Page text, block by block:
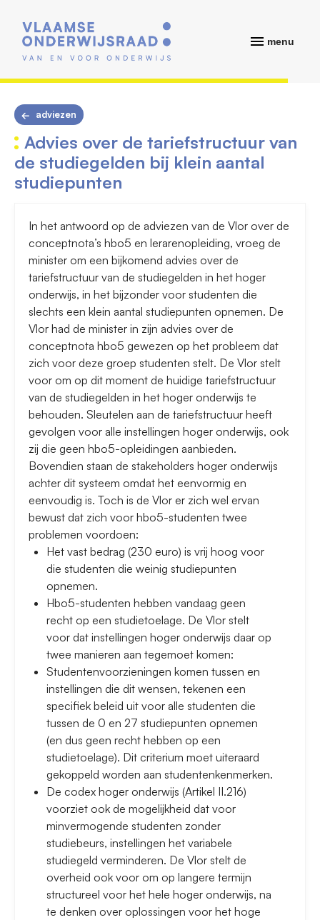
menu
adviezen
Advies over de tariefstructuur van
de studiegelden bij klein aantal
studiepunten
In het antwoord op de adviezen van de Vlor over de
conceptnota’s hbo5 en lerarenopleiding, vroeg de
minister om een bijkomend advies over de
tariefstructuur van de studiegelden in het hoger
onderwijs, in het bijzonder voor studenten die
slechts een klein aantal studiepunten opnemen. De
Vlor had de minister in zijn advies over de
conceptnota hbo5 gewezen op het probleem dat
zich voor deze groep studenten stelt. De Vlor stelt
voor om op dit moment de huidige tariefstructuur
van de studiegelden in het hoger onderwijs te
behouden. Sleutelen aan de tariefstructuur heeft
gevolgen voor alle instellingen hoger onderwijs, ook
zij die geen hbo5-opleidingen aanbieden.
Bovendien staan de stakeholders hoger onderwijs
achter dit systeem omdat het eenvormig en
eenvoudig is. Toch is de Vlor er zich wel ervan
bewust dat zich voor hbo5-studenten twee
problemen voordoen:
Het vast bedrag (230 euro) is vrij hoog voor
die studenten die weinig studiepunten
opnemen.
Hbo5-studenten hebben vandaag geen
recht op een studietoelage. De Vlor stelt
voor dat instellingen hoger onderwijs daar op
twee manieren aan tegemoet komen:
Studentenvoorzieningen komen tussen en
instellingen die dit wensen, tekenen een
specifiek beleid uit voor alle studenten die
tussen de 0 en 27 studiepunten opnemen
(en dus geen recht hebben op een
studietoelage). Dit criterium moet uiteraard
gekoppeld worden aan studentenkenmerken.
De codex hoger onderwijs (Artikel II.216)
voorziet ook de mogelijkheid dat voor
minvermogende studenten zonder
studiebeurs, instellingen het variabele
studiegeld verminderen. De Vlor stelt de
overheid ook voor om op langere termijn
structureel voor het hele hoger onderwijs, na
te denken over oplossingen voor het hoge